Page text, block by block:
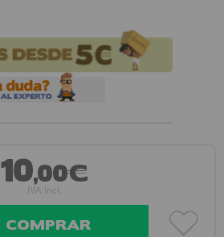
10,00€
IVA Incl.
COMPRAR